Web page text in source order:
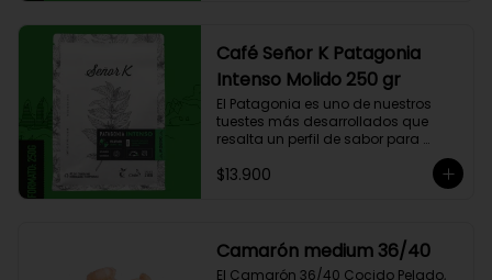
Lo diseñamos intencionalmente
para resaltar la intensidad y
generar una gran sinergia si se
añade leche. Se trata de un Blend
con un rico sabor achocolatado.
Café Señor K Patagonia
Intenso Molido 250 gr
El Patagonia es uno de nuestros
tuestes más desarrollados que
resalta un perfil de sabor para
intenso único y con exquisito
Lo diseñamos intencionalmente
para resaltar la intensidad y
$13.900
Camarón medium 36/40
El Camarón 36/40 Cocido Pelado,